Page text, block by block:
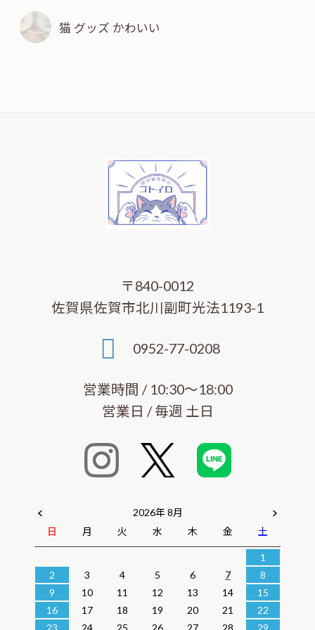
猫 グッズ かわいい
〒840-0012
佐賀県佐賀市北川副町光法1193-1
0952-77-0208
営業時間 / 10:30～18:00
営業日 / 毎週 土日
2026年 8月
日
月 火 水 木 金
土
1
2
3 4 5 6 7
8
9
10 11 12 13 14
15
16
17 18 19 20 21
22